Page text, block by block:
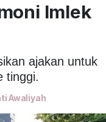
Imlek
ajakan untuk
tinggi.
Awaliyah